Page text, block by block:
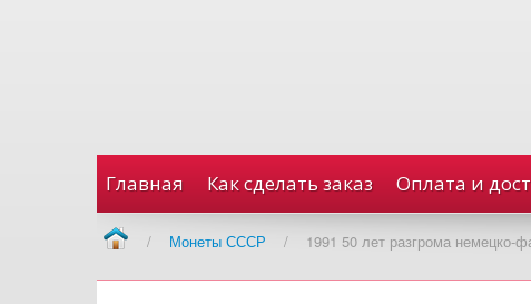
Главная Как сделать заказ Оплата и
/ Монеты СССР / 1991 50 лет разгрома немецко-